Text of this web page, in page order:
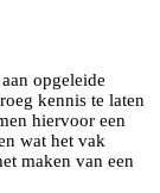
opgeleide
kennis te laten
hiervoor een
wat het vak
maken van een